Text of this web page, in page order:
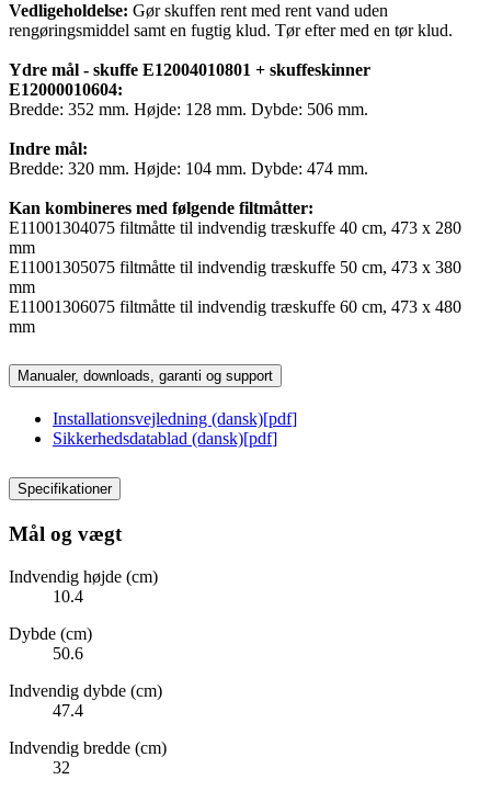
Vedligeholdelse: Gør skuffen rent med rent vand uden
rengøringsmiddel samt en fugtig klud. Tør efter med en tør klud.
Ydre mål - skuffe E12004010801 + skuffeskinner
E12000010604:
Bredde: 352 mm. Højde: 128 mm. Dybde: 506 mm.
Indre mål:
Bredde: 320 mm. Højde: 104 mm. Dybde: 474 mm.
Kan kombineres med følgende filtmåtter:
E11001304075 filtmåtte til indvendig træskuffe 40 cm, 473 x 280
mm
E11001305075 filtmåtte til indvendig træskuffe 50 cm, 473 x 380
mm
E11001306075 filtmåtte til indvendig træskuffe 60 cm, 473 x 480
mm
Manualer, downloads, garanti og support
Installationsvejledning (dansk)[pdf]
Sikkerhedsdatablad (dansk)[pdf]
Specifikationer
Mål og vægt
Indvendig højde (cm)
10.4
Dybde (cm)
50.6
Indvendig dybde (cm)
47.4
Indvendig bredde (cm)
32